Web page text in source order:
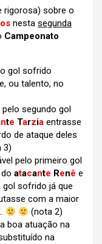
rigorosa) sobre o
nesta segunda
Campeonato
gol sofrido
ou talento, no
segundo gol
nte Tarzia entrasse
de ataque deles
3)
pelo primeiro gol
atacante Renê e
gol sofrido já que
com a maior
(nota 2)
boa atuação na
na